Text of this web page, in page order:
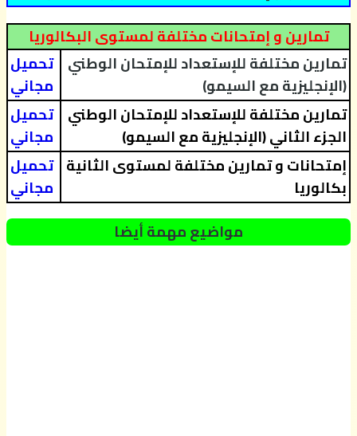
تمارين و إمتحانات مختلفة لمستوى البكالوريا
تحميل
مجاني
تمارين مختلفة للإستعداد للإمتحان الوطني
(الإنجليزية مع السيمو)
تحميل
مجاني
تمارين مختلفة للإستعداد للإمتحان الوطني
الجزء الثاني (الإنجليزية مع السيمو)
تحميل
مجاني
إمتحانات و تمارين مختلفة لمستوى الثانية
بكالوريا
مواضيع مهمة أيضا